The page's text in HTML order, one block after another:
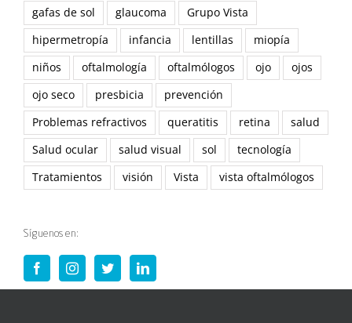
gafas de sol
glaucoma
Grupo Vista
hipermetropía
infancia lentillas
miopía
niños
oftalmología oftalmólogos ojo
ojos
ojo seco
presbicia
prevención
Problemas refractivos
queratitis retina
salud
Salud ocular
salud visual sol
tecnología
Tratamientos
visión Vista vista oftalmólogos
Síguenos en: